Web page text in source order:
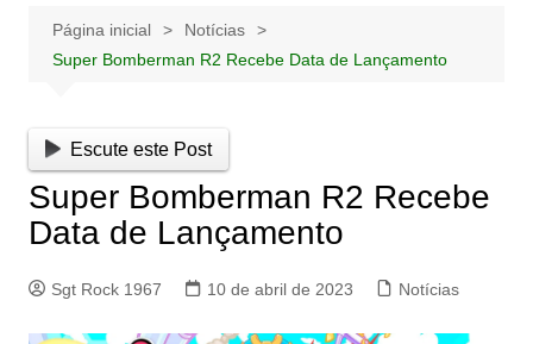
Página inicial
Notícias
Super Bomberman R2 Recebe Data de Lançamento
Escute este Post
Super Bomberman R2 Recebe
Data de Lançamento
Sgt Rock 1967 10 de abril de 2023 Notícias